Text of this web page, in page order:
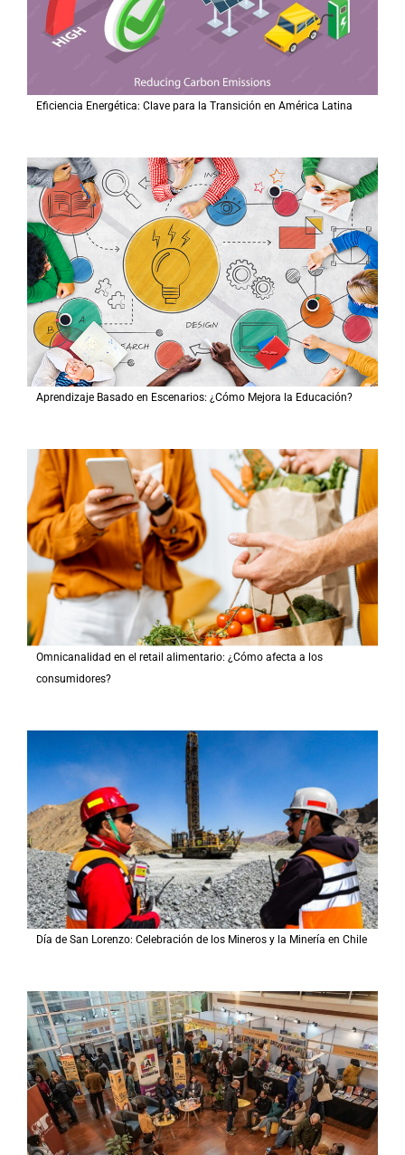
Eficiencia Energética: Clave para la Transición en América Latina
Aprendizaje Basado en Escenarios: ¿Cómo Mejora la Educación?
Omnicanalidad en el retail alimentario: ¿Cómo afecta a los
consumidores?
Día de San Lorenzo: Celebración de los Mineros y la Minería en Chile